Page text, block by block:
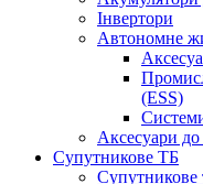
Інвертори
Автономне
(ESS)
Аксесуари до
Супутникове ТБ
Супутникове